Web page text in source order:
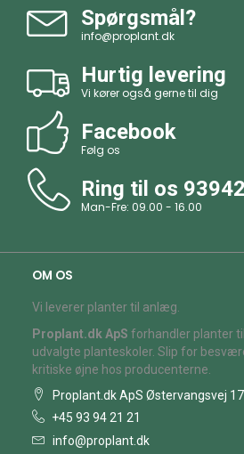
Spørgsmål?
info@proplant.dk
Hurtig levering
Vi kører også gerne til dig
Facebook
Følg os
Ring til os
Man-Fre: 09.00 - 16.00
OM OS
Vi leverer planter til anlæg.
Proplant.dk ApS forhandler planter
udvalgte planteskoler. Slip for
kritiske øjne hos producenterne.
Proplant.dk ApS Østervangsvej
+45 93 94 21 21
info@proplant.dk